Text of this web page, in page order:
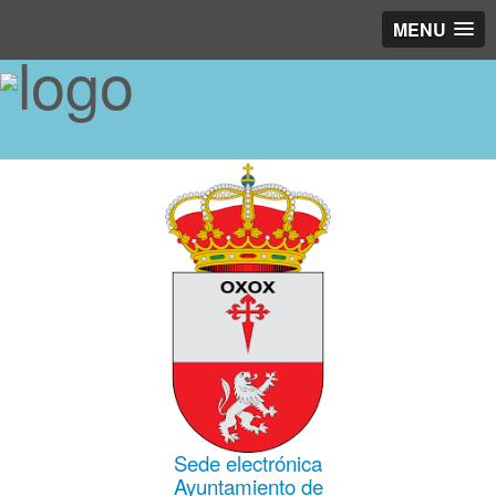
MENU
Sede electrónica
Ayuntamiento de